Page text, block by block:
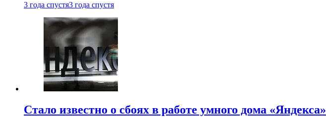
3 года спустя3 года спустя
Стало известно о сбоях в работе умного дома «Яндекса»